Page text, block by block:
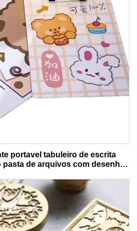
portavel tabuleiro de escrita
de arquivos com desenho
escola